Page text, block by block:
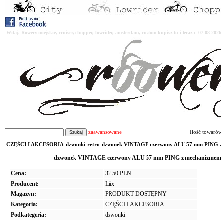
Witaj. Rowery miejskie, cruiser, chopper, lowrider, amsterdam, custom kupisz tu i teraz : 07-08-
zaawansowane Ilość
CZĘŚCI I AKCESORIA-dzwonki-retro-dzwonek VINTAGE czerwony ALU 57 mm PING
dzwonek VINTAGE czerwony ALU 57 mm PING z
Cena:
32.50 PLN
Producent:
Liix
Magazyn:
PRODUKT DOSTĘPNY
Kategoria:
CZĘŚCI I AKCESORIA
Podkategoria:
dzwonki